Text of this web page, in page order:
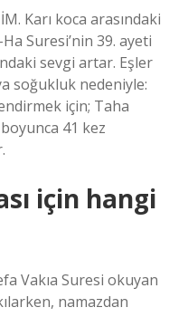
Karı koca arasındaki
Suresi’nin 39. ayeti
sevgi artar. Eşler
soğukluk nedeniyle:
için; Taha
41 kez
için hangi
Vakıa Suresi okuyan
namazdan